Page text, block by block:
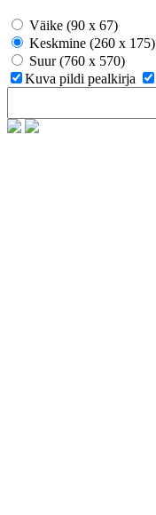
Väike (90 x 67)
Keskmine (260 x 175)
Suur (760 x 570)
Kuva pildi pealkirja